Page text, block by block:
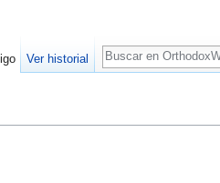
Ver historial
Buscar